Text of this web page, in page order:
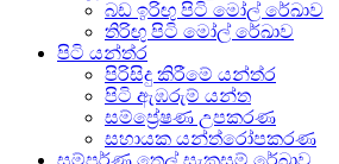
බඩ ඉරිඟු පිටි මෝල් රේඛාව
තිරිඟු පිටි මෝල් රේඛාව
පිටි යන්ත්ර
පිරිසිදු කිරීමේ යන්ත්ර
පිටි ඇඹරුම් යන්ත
සම්ප්‍රේෂණ උපකරණ
සහායක යන්ත්රෝපකරණ
සම්පූර්ණ තෙල් සැකසුම් රේඛාව